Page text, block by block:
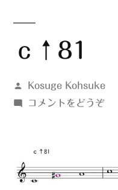
ｃ↑81
投
稿
Kosuge Kohsuke
コメントをどうぞ(ｃ